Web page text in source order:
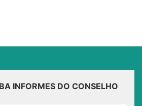
INFORMES DO CONSELHO